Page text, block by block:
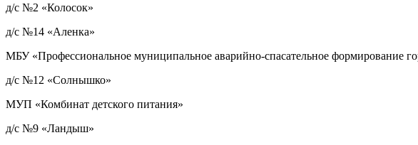
д/с №2 «Колосок»
д/с №14 «Аленка»
МБУ «Профессиональное муниципальное аварийно-спасательное формирование
д/с №12 «Солнышко»
МУП «Комбинат детского питания»
д/с №9 «Ландыш»